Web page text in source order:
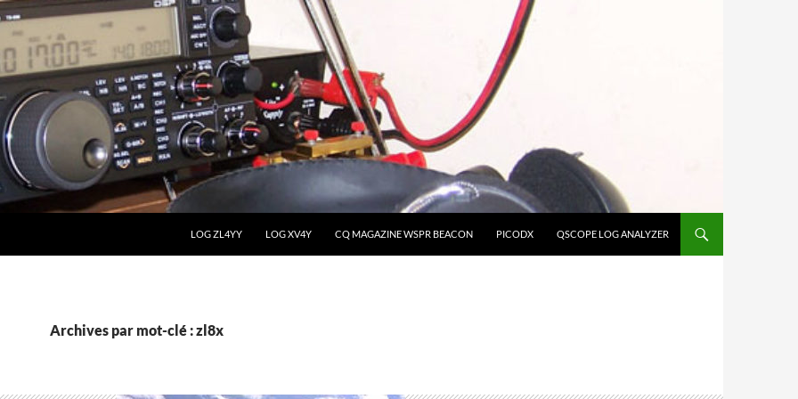
LOG ZL4YY LOG XV4Y CQ MAGAZINE WSPR BEACON PICODX QSCOPE LOG ANALYZER
Archives par mot-clé : zl8x